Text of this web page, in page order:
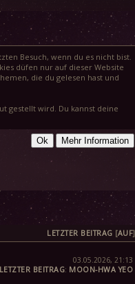
Besuch, wenn du es nicht bist.
düfen nur auf dieser Website
die du gelesen hast und
gestellt wird. Du kannst deine
LETZTER BEITRAG [AUF]
03.05.2026, 21:13
LETZTER BEITRAG: MOON-HWA YEO